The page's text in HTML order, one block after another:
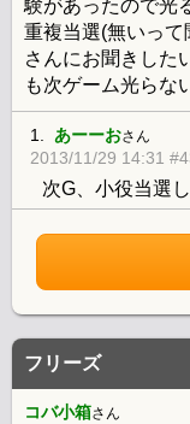
験があったので光
重複当選(無いっ
さんにお聞きした
も次ゲーム光らな
1. あーーおさん
2013/11/29 14:31
次G、小役当選
フリーズ
コバ小箱さん